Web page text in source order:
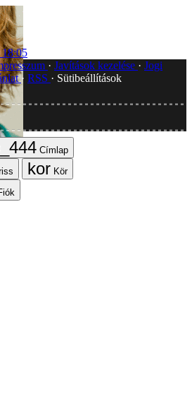
18:05
Javítások kezelése
Jogi
RSS
Sütibeállítások
Címlap
Kör